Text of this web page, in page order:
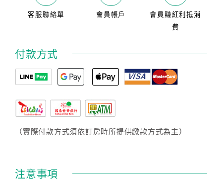
客服聯絡單 會員帳戶
會員賺紅利抵消
費
付款方式
（實際付款方式須依訂房時所提供繳款方式為主）
注意事項